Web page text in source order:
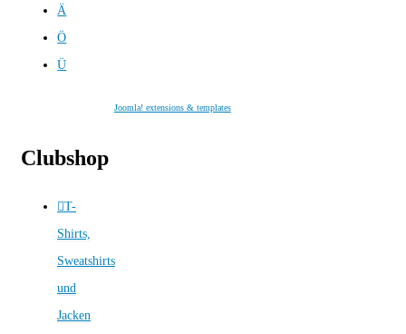
Ä
Ö
Ü
Joomla! extensions & templates
Clubshop
T-
Shirts,
Sweatshirts
und
Jacken